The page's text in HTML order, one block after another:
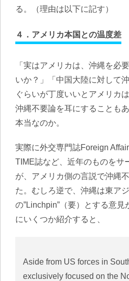
る。（理由は以下に記す）
４．アメリカ本国との温度差
「実はアメリカは、沖縄を必
いか？」「中国大陸に対して
ぐらいが丁度いいとアメリカ
沖縄不要論を耳にすることも
本当なのか。
実際に外交専門誌Foreign
TIME誌など、近年のものをサ
が、アメリカ側の言説で沖縄
た。むしろ逆で、沖縄は東ア
の”Linchpin”（要）とする意見
にいくつか紹介すると、
Aside from US forces in
exclusively focused on the